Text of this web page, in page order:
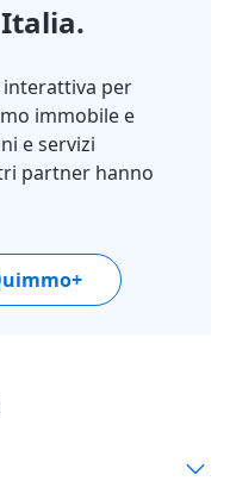
interattiva per
immobile e
e servizi
partner hanno